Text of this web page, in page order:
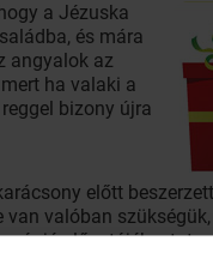
a Jézuska
és mára
angyalok az
ha valaki a
bizony újra
előtt
valóban
jó előre